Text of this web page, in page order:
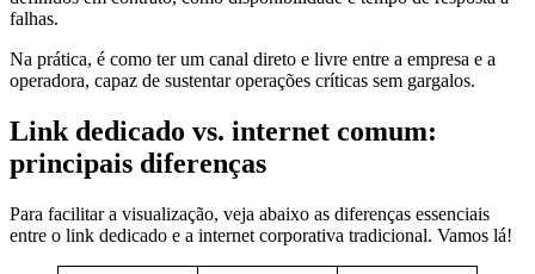
falhas.
Na prática, é como ter um canal direto e livre entre a empresa e a
operadora, capaz de sustentar operações críticas sem gargalos.
Link dedicado vs. internet comum:
principais diferenças
Para facilitar a visualização, veja abaixo as diferenças essenciais
entre o link dedicado e a internet corporativa tradicional. Vamos lá!